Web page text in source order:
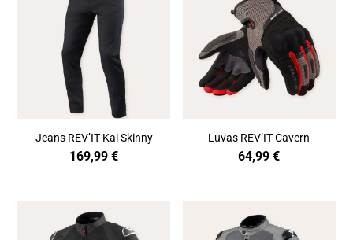
Jeans REV’IT Kai Skinny
169,99€
Luvas REV’IT Cavern
64,99€